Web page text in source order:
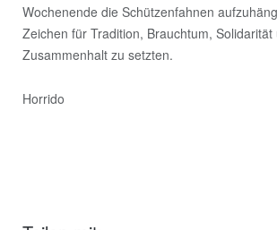
Wochenende die Schützenfahnen
Zeichen für Tradition, Brauchtum, Solidarität
Zusammenhalt zu setzten.
Horrido